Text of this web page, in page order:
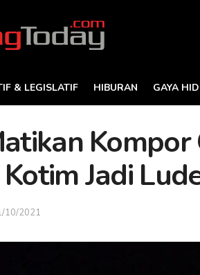
& LEGISLATIF HIBURAN GAYA
Kompor
Jadi
10/2021